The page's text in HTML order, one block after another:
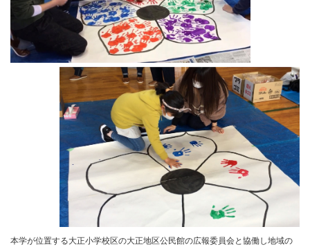
本学が位置する大正小学校区の大正地区公民館の広報委員会と協働し地域の